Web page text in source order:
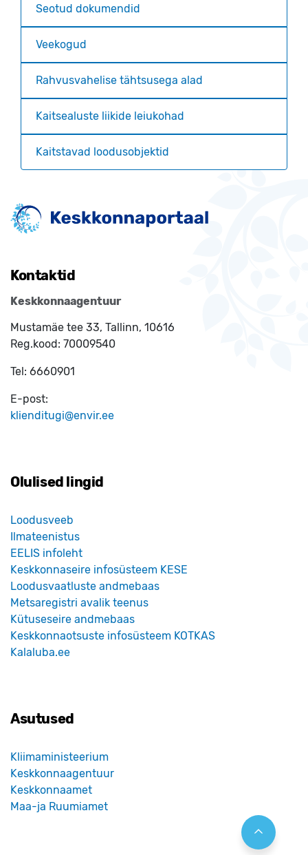
Seotud dokumendid
Veekogud
Rahvusvahelise tähtsusega alad
Kaitsealuste liikide leiukohad
Kaitstavad loodusobjektid
Kontaktid
Keskkonnaagentuur
Mustamäe tee 33, Tallinn, 10616
Reg.kood: 70009540
Tel: 6660901
E-post:
klienditugi@envir.ee
Olulised lingid
Loodusveeb
Ilmateenistus
EELIS infoleht
Keskkonnaseire infosüsteem KESE
Loodusvaatluste andmebaas
Metsaregistri avalik teenus
Kütuseseire andmebaas
Keskkonnaotsuste infosüsteem KOTKAS
Kalaluba.ee
Asutused
Kliimaministeerium
Keskkonnaagentuur
Keskkonnaamet
Maa-ja Ruumiamet